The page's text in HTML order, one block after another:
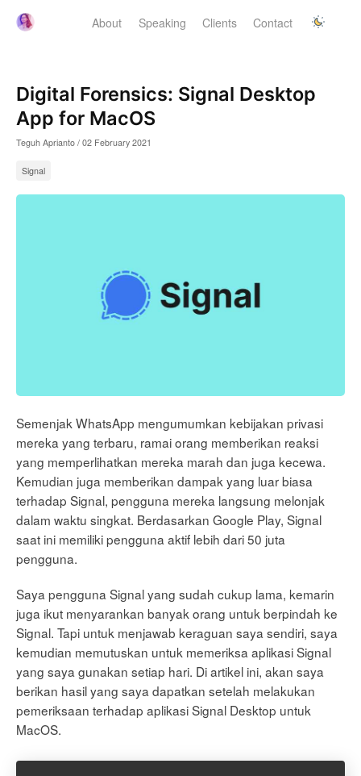
About Speaking Clients Contact
Digital Forensics: Signal Desktop
App for MacOS
Teguh Aprianto /02 February 2021
Signal
Semenjak WhatsApp mengumumkan kebijakan privasi
mereka yang terbaru, ramai orang memberikan reaksi
yang memperlihatkan mereka marah dan juga kecewa.
Kemudian juga memberikan dampak yang luar biasa
terhadap Signal, pengguna mereka langsung melonjak
dalam waktu singkat. Berdasarkan Google Play, Signal
saat ini memiliki pengguna aktif lebih dari 50 juta
pengguna.
Saya pengguna Signal yang sudah cukup lama, kemarin
juga ikut menyarankan banyak orang untuk berpindah ke
Signal. Tapi untuk menjawab keraguan saya sendiri, saya
kemudian memutuskan untuk memeriksa aplikasi Signal
yang saya gunakan setiap hari. Di artikel ini, akan saya
berikan hasil yang saya dapatkan setelah melakukan
pemeriksaan terhadap aplikasi Signal Desktop untuk
MacOS.